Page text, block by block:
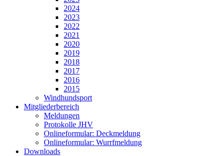
2024
2023
2022
2021
2020
2019
2018
2017
2016
2015
Windhundsport
Mitgliederbereich
Meldungen
Protokolle JHV
Onlineformular: Deckmeldung
Onlineformular: Wurrfmeldung
Downloads